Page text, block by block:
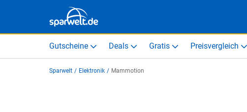
Gutscheine Deals Gratis Preisvergleich
Sparwelt / Elektronik / Mammotion